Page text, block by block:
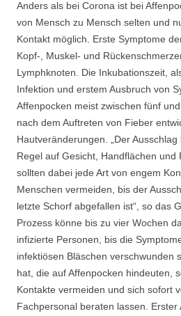
Anders als bei Corona ist bei
von Mensch zu Mensch selten und
Kontakt möglich. Erste Symptome
Kopf-, Muskel- und
Lymphknoten. Die Inkubationszeit,
Infektion und erstem Ausbruch von
Affenpocken meist zwischen fünf
nach dem Auftreten von Fieber
Hautveränderungen. „Der
Regel auf Gesicht, Handflächen und
sollten dabei jede Art von engem
Menschen vermeiden, bis der
letzte Schorf abgefallen ist“, so das
Prozess könne bis zu vier Wochen
infizierte Personen, bis die
infektiösen Bläschen verschwunden
hat, die auf Affenpocken hindeuten,
Kontakte vermeiden und sich sofort
Fachpersonal beraten lassen.